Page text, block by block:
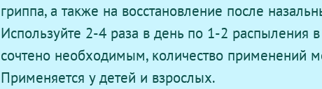
гриппа, а также на восстановление после
Используйте 2-4 раза в день по 1-2 распыления
сочтено необходимым, количество применений
Применяется у детей и взрослых.